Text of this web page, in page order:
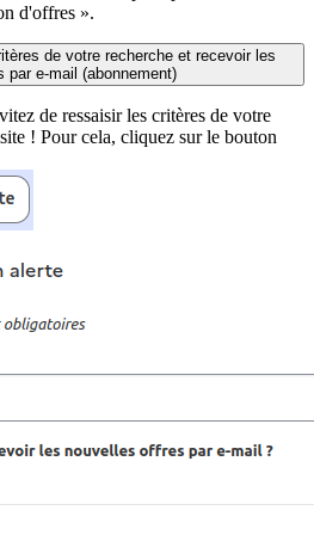
d'offres ».
de votre recherche et recevoir les
par e-mail (abonnement)
de ressaisir les critères de votre
! Pour cela, cliquez sur le bouton